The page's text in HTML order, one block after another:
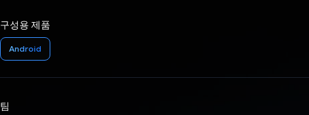
구성용 제품
Android
팀